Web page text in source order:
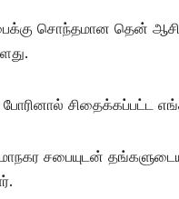
சொந்தமான தென்
சிதைக்கப்பட்ட
சபையுடன்